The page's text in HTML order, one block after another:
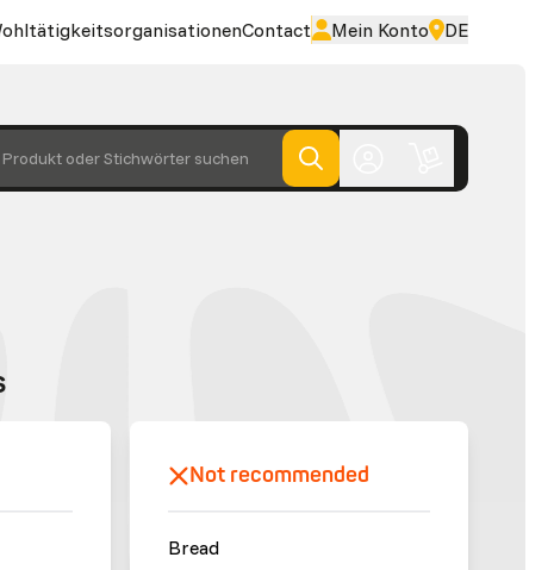
Contact Mein Konto DE
Produkt oder Stichwörter suchen
Not recommended
Bread